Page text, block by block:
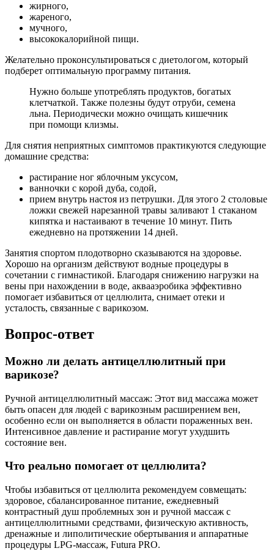
жирного,
жареного,
мучного,
высококалорийной пищи.
Желательно проконсультироваться с диетологом, который
подберет оптимальную программу питания.
Нужно больше употреблять продуктов, богатых
клетчаткой. Также полезны будут отруби, семена
льна. Периодически можно очищать кишечник
при помощи клизмы.
Для снятия неприятных симптомов практикуются следующие
домашние средства:
растирание ног яблочным уксусом,
ванночки с корой дуба, содой,
прием внутрь настоя из петрушки. Для этого 2 столовые
ложки свежей нарезанной травы заливают 1 стаканом
кипятка и настаивают в течение 10 минут. Пить
ежедневно на протяжении 14 дней.
Занятия спортом плодотворно сказываются на здоровье.
Хорошо на организм действуют водные процедуры в
сочетании с гимнастикой. Благодаря снижению нагрузки на
вены при нахождении в воде, аквааэробика эффективно
помогает избавиться от целлюлита, снимает отеки и
усталость, связанные с варикозом.
Вопрос-ответ
Можно ли делать антицеллюлитный при
варикозе?
Ручной антицеллюлитный массаж: Этот вид массажа может
быть опасен для людей с варикозным расширением вен,
особенно если он выполняется в области пораженных вен.
Интенсивное давление и растирание могут ухудшить
состояние вен.
Что реально помогает от целлюлита?
Чтобы избавиться от целлюлита рекомендуем совмещать:
здоровое, сбалансированное питание, ежедневный
контрастный душ проблемных зон и ручной массаж с
антицеллюлитными средствами, физическую активность,
дренажные и липолитические обертывания и аппаратные
процедуры LPG-массаж, Futura PRO.